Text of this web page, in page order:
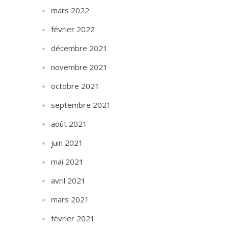
mars 2022
février 2022
décembre 2021
novembre 2021
octobre 2021
septembre 2021
août 2021
juin 2021
mai 2021
avril 2021
mars 2021
février 2021